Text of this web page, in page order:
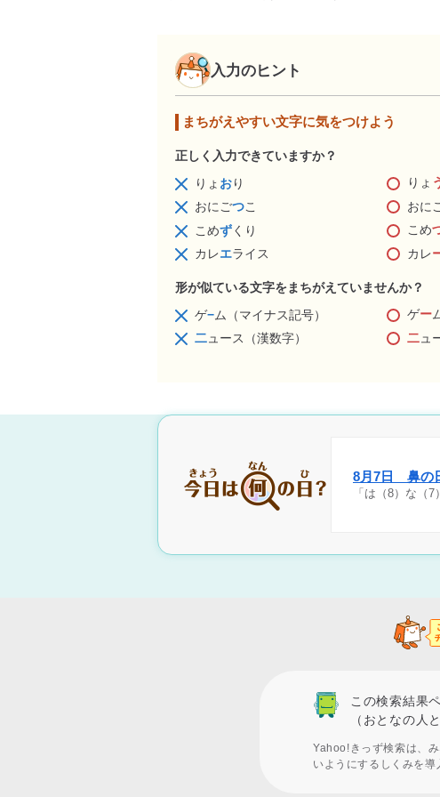
入力のヒント
まちがえやすい文字に気をつけよう
正しく入力できていますか？
りょ おり りょ
おにごつこ おに
こめずくり こめ
カレエライス カレ
形が似ている文字をまちがえていませんか？
ゲ−ム（マイナス記号） ゲー
二ュース（漢数字） 二ュ
8月7日 鼻の
「は（8）な（
この検索結果
（おとなの人
Yahoo!きっず検索は、
いようにするしくみを導